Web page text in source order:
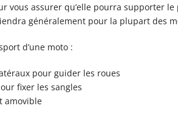
vous assurer qu’elle pourra supporter le
généralement pour la plupart des
d’une moto :
pour guider les roues
fixer les sangles
amovible